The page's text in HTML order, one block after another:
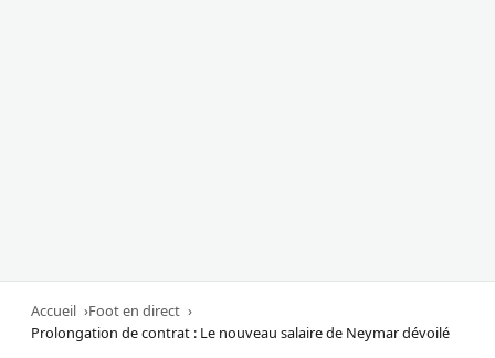
Accueil
Foot en direct
Prolongation de contrat : Le nouveau salaire de Neymar dévoilé